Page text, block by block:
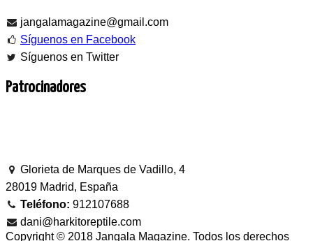
jangalamagazine@gmail.com
Síguenos en Facebook
Síguenos en Twitter
Patrocinadores
Glorieta de Marques de Vadillo, 4
28019 Madrid, España
Teléfono: 912107688
dani@harkitoreptile.com
Copyright © 2018 Jangala Magazine. Todos los derechos